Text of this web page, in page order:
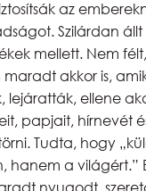
az
Szilárdan
mellett. Nem félt,
akkor is,
lejáratták, ellene
papjait, hírnevét
Tudta, hogy
hanem a világért.”
nyugodt,